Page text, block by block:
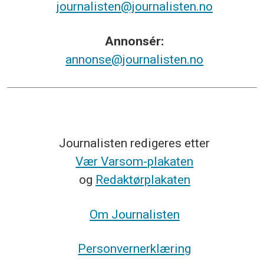
journalisten@journalisten.no
Annonsér:
annonse@journalisten.no
Journalisten redigeres etter
Vær Varsom-plakaten
og Redaktørplakaten
Om Journalisten
Personvernerklæring